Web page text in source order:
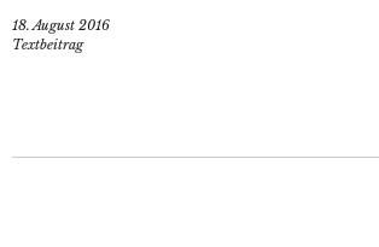
18. August 2016
Textbeitrag